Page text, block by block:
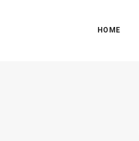
HOME